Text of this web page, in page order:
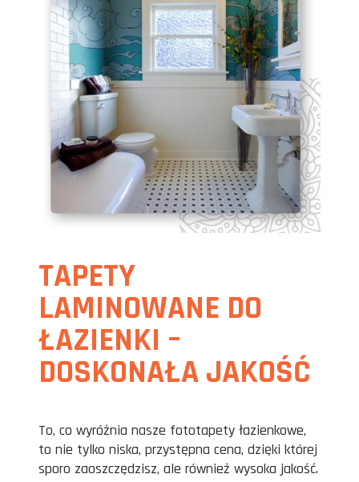
TAPETY
LAMINOWANE DO
ŁAZIENKI –
DOSKONAŁA JAKOŚĆ
To, co wyróżnia nasze fototapety łazienkowe,
to nie tylko niska, przystępna cena, dzięki której
sporo zaoszczędzisz, ale również wysoka jakość.